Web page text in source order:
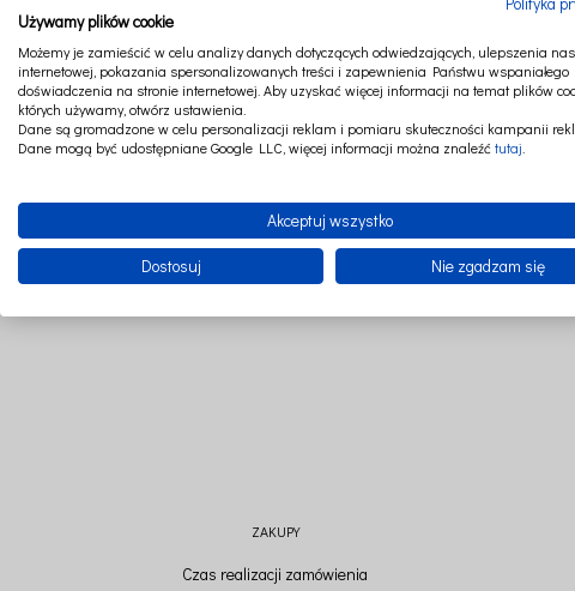
ZAKUPY
Czas realizacji zamówienia
Używamy plików cookie
Możemy je zamieścić w celu analizy danych dotyczących odwiedzających, ulepszenia
internetowej, pokazania spersonalizowanych treści i zapewnienia Państwu wspaniałego
doświadczenia na stronie internetowej. Aby uzyskać więcej informacji na temat plików
których używamy, otwórz ustawienia.
Dane są gromadzone w celu personalizacji reklam i pomiaru skuteczności kampanii
Dane mogą być udostępniane Google LLC, więcej informacji można znaleźć tutaj
Akceptuj wszystko
Dostosuj Nie zgadzam się